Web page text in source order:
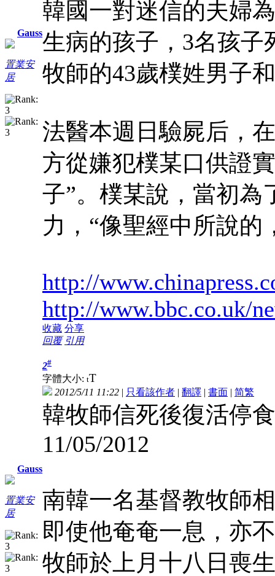
Gauss
置業安
居
韓國一對迷信的夫婦
生病的孩子，3名孩子
牧師的43歲樸姓男子
法醫本週日驗屍后，
方從嫌犯樸某口供證
子”。樸某說，當初為
力，“像聖經中所說的
http://
http://www.bbc.co.uk/
收藏 分享
回覆 引用
Gauss
置業安
居
2#
字體大小: tT
2012/5/11 11:22 | 只看該作者 | 翻譯 | 書面 | 简繁
韓牧師信死後復活停
11/05/2012
南韓一名基督教牧師
即使他奄奄一息，亦
牧師於上月十八日喪